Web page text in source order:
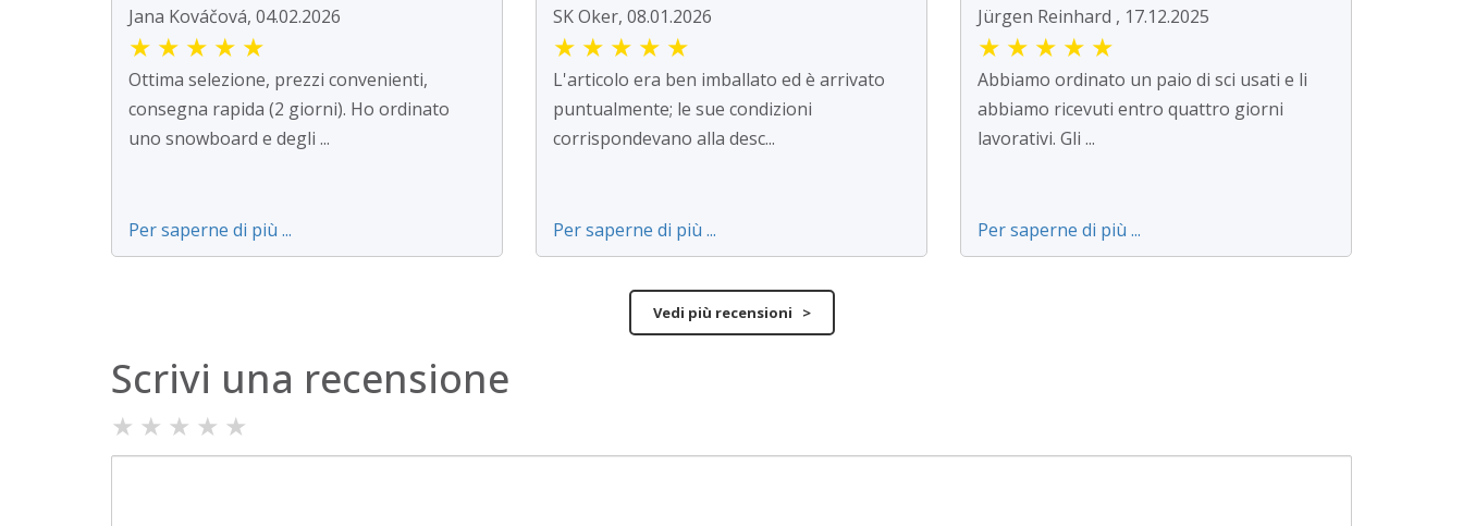
Jana Kováčová, 04.02.2026
★ ★ ★ ★ ★
Ottima selezione, prezzi convenienti,
consegna rapida (2 giorni). Ho ordinato
uno snowboard e degli ...
Per saperne di più ...
SK Oker, 08.01.2026
★ ★ ★ ★ ★
L'articolo era ben imballato ed è arrivato
puntualmente; le sue condizioni
corrispondevano alla desc...
Per saperne di più ...
Jürgen Reinhard , 17.12.2025
★ ★ ★ ★ ★
Abbiamo ordinato un paio di sci usati e li
abbiamo ricevuti entro quattro giorni
lavorativi. Gli ...
Per saperne di più ...
Vedi più recensioni >
Scrivi una recensione
★ ★ ★ ★ ★